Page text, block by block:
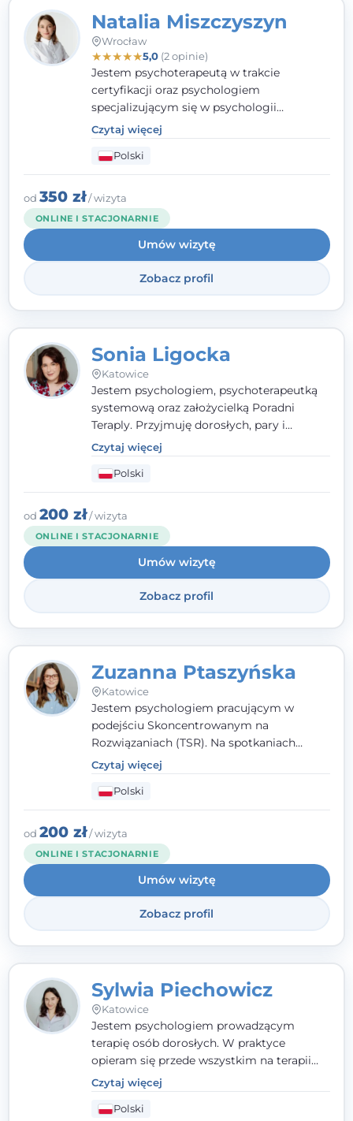
Natalia Miszczyszyn
Wrocław
★★★★★5,0(2 opinie)
Jestem psychoterapeutą w trakcie
certyfikacji oraz psychologiem
specjalizującym się w psychologii
klinicznej. Ukończyłam również studia
podyplomowe z Praktycznej Diagnozy
Psychologicznej. Aktywnie uczestniczę w
działalności Polskiego Towarzystwa
Psychiatrycznego oraz Polskiego
Towarzystwa Psychologicznego, a także
jestem członkiem nadzwyczajnym
Wielkopolskiego Towarzystwa Terapii
Systemowej.
Czytaj więcej
Polski
od 350 zł/ wizyta
ONLINE I STACJONARNIE
Umów wizytę
Zobacz profil
Sonia Ligocka
Katowice
Jestem psychologiem, psychoterapeutką
systemową oraz założycielką Poradni
Teraply. Przyjmuję dorosłych, pary i
rodziny, dobierając metody do
indywidualnych zasobów pacjenta. Wierzę
w drzemiące w Tobie zasoby, które
pozwolą Ci wyjść z kryzysu - a jeśli jeszcze
ich nie widzisz, pomogę Ci je odsłonić.
Czytaj więcej
Polski
od 200 zł/ wizyta
ONLINE I STACJONARNIE
Umów wizytę
Zobacz profil
Zuzanna Ptaszyńska
Katowice
Jestem psychologiem pracującym w
podejściu Skoncentrowanym na
Rozwiązaniach (TSR). Na spotkaniach
pracuję w sposób dopasowany do Ciebie -
nawet jeśli na starcie nie wiesz dokładnie,
czego potrzebujesz, odkrywamy to razem,
krok po kroku. Towarzyszę dorosłym oraz
młodzieży od 13. roku życia.
Czytaj więcej
Polski
od 200 zł/ wizyta
ONLINE I STACJONARNIE
Umów wizytę
Zobacz profil
Sylwia Piechowicz
Katowice
Jestem psychologiem prowadzącym
terapię osób dorosłych. W praktyce
opieram się przede wszystkim na terapii
poznawczo-behawioralnej (CBT), a także na
podejściu skoncentrowanym na
rozwiązaniach (TSR) oraz Racjonalnej
Czytaj więcej
Polski